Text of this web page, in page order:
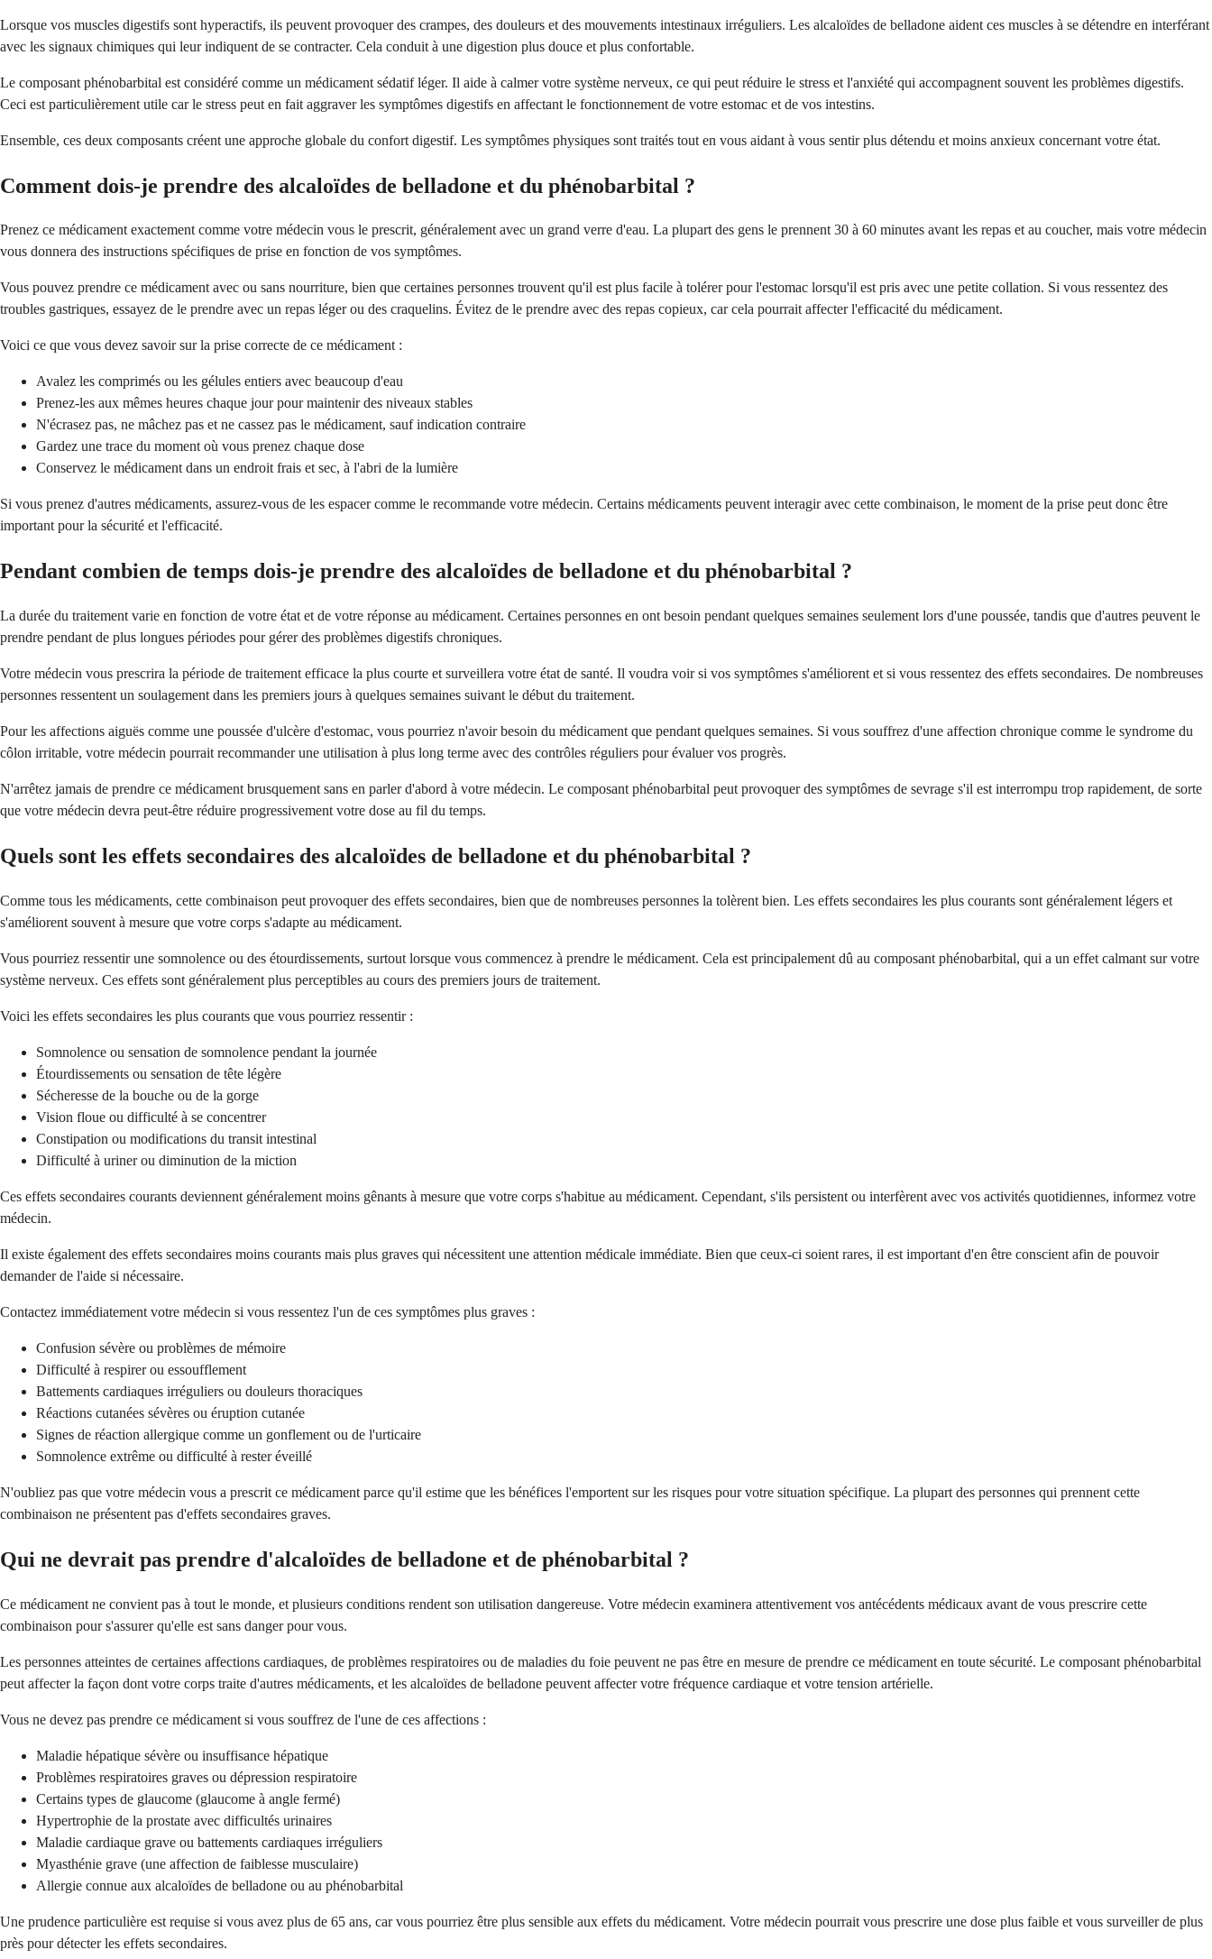
Lorsque vos muscles digestifs sont hyperactifs, ils peuvent provoquer des crampes, des douleurs et des mouvements intestinaux irréguliers. Les alcaloïdes de belladone aident ces muscles à se détendre en interférant
avec les signaux chimiques qui leur indiquent de se contracter. Cela conduit à une digestion plus douce et plus confortable.
Le composant phénobarbital est considéré comme un médicament sédatif léger. Il aide à calmer votre système nerveux, ce qui peut réduire le stress et l'anxiété qui accompagnent souvent les problèmes digestifs.
Ceci est particulièrement utile car le stress peut en fait aggraver les symptômes digestifs en affectant le fonctionnement de votre estomac et de vos intestins.
Ensemble, ces deux composants créent une approche globale du confort digestif. Les symptômes physiques sont traités tout en vous aidant à vous sentir plus détendu et moins anxieux concernant votre état.
Comment dois-je prendre des alcaloïdes de belladone et du phénobarbital ?
Prenez ce médicament exactement comme votre médecin vous le prescrit, généralement avec un grand verre d'eau. La plupart des gens le prennent 30 à 60 minutes avant les repas et au coucher, mais votre médecin
vous donnera des instructions spécifiques de prise en fonction de vos symptômes.
Vous pouvez prendre ce médicament avec ou sans nourriture, bien que certaines personnes trouvent qu'il est plus facile à tolérer pour l'estomac lorsqu'il est pris avec une petite collation. Si vous ressentez des
troubles gastriques, essayez de le prendre avec un repas léger ou des craquelins. Évitez de le prendre avec des repas copieux, car cela pourrait affecter l'efficacité du médicament.
Voici ce que vous devez savoir sur la prise correcte de ce médicament :
Avalez les comprimés ou les gélules entiers avec beaucoup d'eau
Prenez-les aux mêmes heures chaque jour pour maintenir des niveaux stables
N'écrasez pas, ne mâchez pas et ne cassez pas le médicament, sauf indication contraire
Gardez une trace du moment où vous prenez chaque dose
Conservez le médicament dans un endroit frais et sec, à l'abri de la lumière
Si vous prenez d'autres médicaments, assurez-vous de les espacer comme le recommande votre médecin. Certains médicaments peuvent interagir avec cette combinaison, le moment de la prise peut donc être
important pour la sécurité et l'efficacité.
Pendant combien de temps dois-je prendre des alcaloïdes de belladone et du phénobarbital ?
La durée du traitement varie en fonction de votre état et de votre réponse au médicament. Certaines personnes en ont besoin pendant quelques semaines seulement lors d'une poussée, tandis que d'autres peuvent le
prendre pendant de plus longues périodes pour gérer des problèmes digestifs chroniques.
Votre médecin vous prescrira la période de traitement efficace la plus courte et surveillera votre état de santé. Il voudra voir si vos symptômes s'améliorent et si vous ressentez des effets secondaires. De nombreuses
personnes ressentent un soulagement dans les premiers jours à quelques semaines suivant le début du traitement.
Pour les affections aiguës comme une poussée d'ulcère d'estomac, vous pourriez n'avoir besoin du médicament que pendant quelques semaines. Si vous souffrez d'une affection chronique comme le syndrome du
côlon irritable, votre médecin pourrait recommander une utilisation à plus long terme avec des contrôles réguliers pour évaluer vos progrès.
N'arrêtez jamais de prendre ce médicament brusquement sans en parler d'abord à votre médecin. Le composant phénobarbital peut provoquer des symptômes de sevrage s'il est interrompu trop rapidement, de sorte
que votre médecin devra peut-être réduire progressivement votre dose au fil du temps.
Quels sont les effets secondaires des alcaloïdes de belladone et du phénobarbital ?
Comme tous les médicaments, cette combinaison peut provoquer des effets secondaires, bien que de nombreuses personnes la tolèrent bien. Les effets secondaires les plus courants sont généralement légers et
s'améliorent souvent à mesure que votre corps s'adapte au médicament.
Vous pourriez ressentir une somnolence ou des étourdissements, surtout lorsque vous commencez à prendre le médicament. Cela est principalement dû au composant phénobarbital, qui a un effet calmant sur votre
système nerveux. Ces effets sont généralement plus perceptibles au cours des premiers jours de traitement.
Voici les effets secondaires les plus courants que vous pourriez ressentir :
Somnolence ou sensation de somnolence pendant la journée
Étourdissements ou sensation de tête légère
Sécheresse de la bouche ou de la gorge
Vision floue ou difficulté à se concentrer
Constipation ou modifications du transit intestinal
Difficulté à uriner ou diminution de la miction
Ces effets secondaires courants deviennent généralement moins gênants à mesure que votre corps s'habitue au médicament. Cependant, s'ils persistent ou interfèrent avec vos activités quotidiennes, informez votre
médecin.
Il existe également des effets secondaires moins courants mais plus graves qui nécessitent une attention médicale immédiate. Bien que ceux-ci soient rares, il est important d'en être conscient afin de pouvoir
demander de l'aide si nécessaire.
Contactez immédiatement votre médecin si vous ressentez l'un de ces symptômes plus graves :
Confusion sévère ou problèmes de mémoire
Difficulté à respirer ou essoufflement
Battements cardiaques irréguliers ou douleurs thoraciques
Réactions cutanées sévères ou éruption cutanée
Signes de réaction allergique comme un gonflement ou de l'urticaire
Somnolence extrême ou difficulté à rester éveillé
N'oubliez pas que votre médecin vous a prescrit ce médicament parce qu'il estime que les bénéfices l'emportent sur les risques pour votre situation spécifique. La plupart des personnes qui prennent cette
combinaison ne présentent pas d'effets secondaires graves.
Qui ne devrait pas prendre d'alcaloïdes de belladone et de phénobarbital ?
Ce médicament ne convient pas à tout le monde, et plusieurs conditions rendent son utilisation dangereuse. Votre médecin examinera attentivement vos antécédents médicaux avant de vous prescrire cette
combinaison pour s'assurer qu'elle est sans danger pour vous.
Les personnes atteintes de certaines affections cardiaques, de problèmes respiratoires ou de maladies du foie peuvent ne pas être en mesure de prendre ce médicament en toute sécurité. Le composant phénobarbital
peut affecter la façon dont votre corps traite d'autres médicaments, et les alcaloïdes de belladone peuvent affecter votre fréquence cardiaque et votre tension artérielle.
Vous ne devez pas prendre ce médicament si vous souffrez de l'une de ces affections :
Maladie hépatique sévère ou insuffisance hépatique
Problèmes respiratoires graves ou dépression respiratoire
Certains types de glaucome (glaucome à angle fermé)
Hypertrophie de la prostate avec difficultés urinaires
Maladie cardiaque grave ou battements cardiaques irréguliers
Myasthénie grave (une affection de faiblesse musculaire)
Allergie connue aux alcaloïdes de belladone ou au phénobarbital
Une prudence particulière est requise si vous avez plus de 65 ans, car vous pourriez être plus sensible aux effets du médicament. Votre médecin pourrait vous prescrire une dose plus faible et vous surveiller de plus
près pour détecter les effets secondaires.